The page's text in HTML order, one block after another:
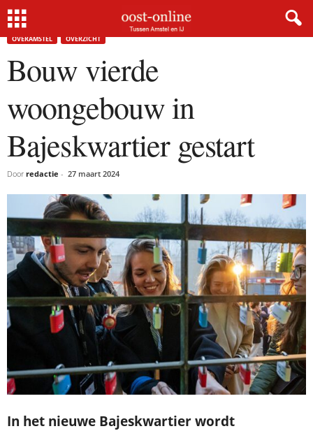
Home Bouw vierde woongebouw in Bajeskwartier gestart
OVERAMSTEL OVERZICHT
Bouw vierde
woongebouw in
Bajeskwartier gestart
Door redactie - 27 maart 2024
In het nieuwe Bajeskwartier wordt